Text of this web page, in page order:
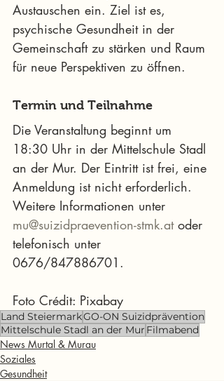
Austauschen ein. Ziel ist es,
psychische Gesundheit in der
Gemeinschaft zu stärken und Raum
für neue Perspektiven zu öffnen.
Termin und Teilnahme
Die Veranstaltung beginnt um
18:30 Uhr in der Mittelschule Stadl
an der Mur. Der Eintritt ist frei, eine
Anmeldung ist nicht erforderlich.
Weitere Informationen unter
mu@suizidpraevention-stmk.at oder
telefonisch unter
0676/847886701.
Foto Crédit: Pixabay
Land SteiermarkGO-ON Suizidprävention
Mittelschule Stadl an der Mur Filmabend
News Murtal & Murau
Soziales
Gesundheit